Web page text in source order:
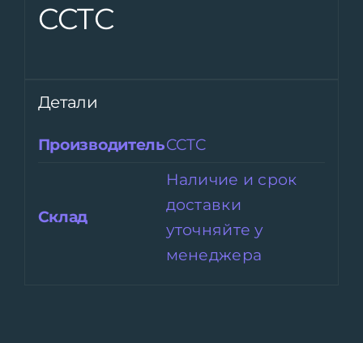
CCTC
Детали
ПроизводительCCTC
Склад
Наличие и срок
доставки
уточняйте у
менеджера